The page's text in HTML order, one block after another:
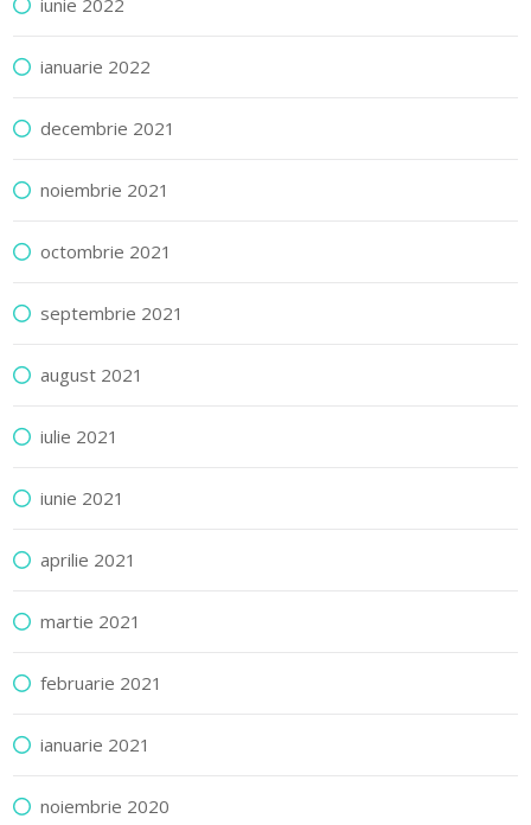
iunie 2022
ianuarie 2022
decembrie 2021
noiembrie 2021
octombrie 2021
septembrie 2021
august 2021
iulie 2021
iunie 2021
aprilie 2021
martie 2021
februarie 2021
ianuarie 2021
noiembrie 2020